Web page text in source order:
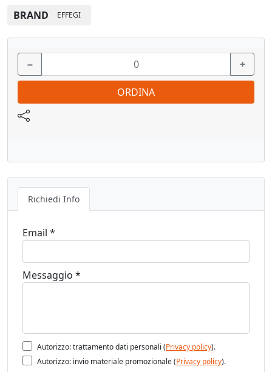
Confezione: 100 pz.
Vedi pagina catalogo
BRAND EFFEGI
− +
ORDINA
Richiedi Info
Email *
Messaggio *
Autorizzo: trattamento dati personali (Privacy policy).
Autorizzo: invio materiale promozionale (Privacy policy).